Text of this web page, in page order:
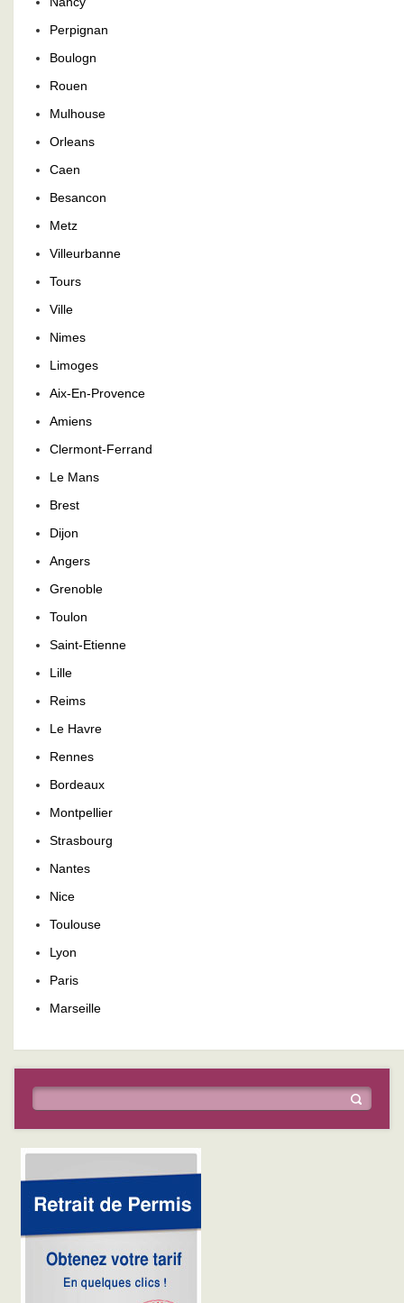
Perpignan
Boulogn
Rouen
Mulhouse
Orleans
Caen
Besancon
Metz
Villeurbanne
Tours
Ville
Nimes
Limoges
Aix-En-Provence
Amiens
Clermont-Ferrand
Le Mans
Brest
Dijon
Angers
Grenoble
Toulon
Saint-Etienne
Lille
Reims
Le Havre
Rennes
Bordeaux
Montpellier
Strasbourg
Nantes
Nice
Toulouse
Lyon
Paris
Marseille